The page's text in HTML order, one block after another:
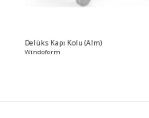
Delüks Kapı Kolu (Alm)
Windoform